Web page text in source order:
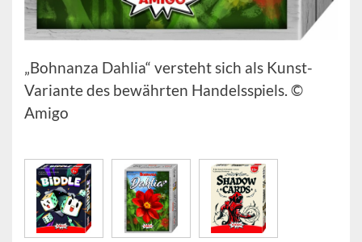
„Bohnanza Dahlia“ versteht sich als Kunst-
Variante des bewährten Handelsspiels. ©
Amigo